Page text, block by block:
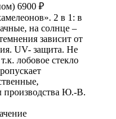
6900 ₽
2 в 1: в
на солнце –
зависит от
UV- защита. Не
лобовое стекло
производства Ю.-В.